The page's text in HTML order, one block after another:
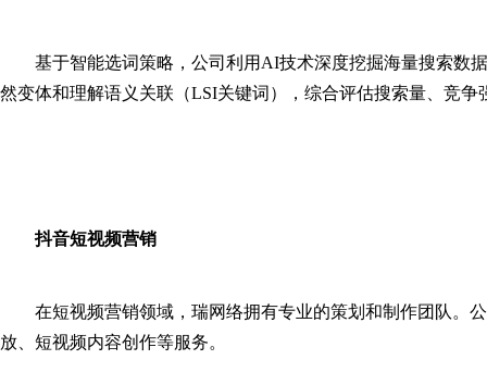
基于智能选词策略，公司利用AI技术深度挖掘海量搜索数
然变体和理解语义关联（LSI关键词），综合评估搜索量、竞
抖音短视频营销
在短视频营销领域，瑞网络拥有专业的策划和制作团队。
放、短视频内容创作等服务。